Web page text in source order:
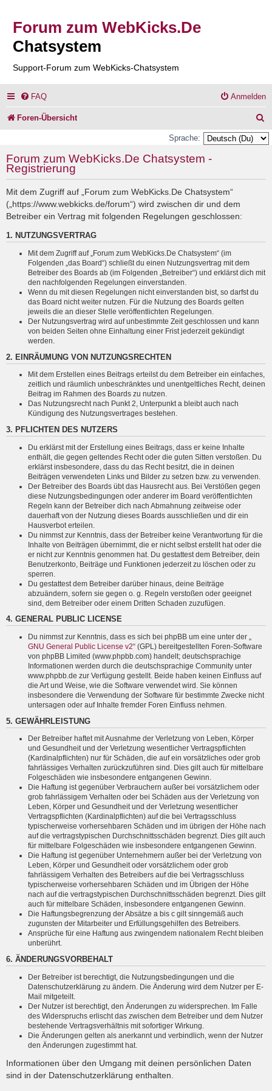
Forum zum WebKicks.De
Chatsystem
Support-Forum zum WebKicks-Chatsystem
FAQ Anmelden
Foren-Übersicht
u
Sprache:
Forum zum WebKicks.De Chatsystem -
Registrierung
Mit dem Zugriff auf „Forum zum WebKicks.De Chatsystem“
(„https://www.webkicks.de/forum“) wird zwischen dir und dem
Betreiber ein Vertrag mit folgenden Regelungen geschlossen:
1. NUTZUNGSVERTRAG
Mit dem Zugriff auf „Forum zum WebKicks.De Chatsystem“ (im
Folgenden „das Board“) schließt du einen Nutzungsvertrag mit dem
Betreiber des Boards ab (im Folgenden „Betreiber“) und erklärst dich mit
den nachfolgenden Regelungen einverstanden.
Wenn du mit diesen Regelungen nicht einverstanden bist, so darfst du
das Board nicht weiter nutzen. Für die Nutzung des Boards gelten
jeweils die an dieser Stelle veröffentlichten Regelungen.
Der Nutzungsvertrag wird auf unbestimmte Zeit geschlossen und kann
von beiden Seiten ohne Einhaltung einer Frist jederzeit gekündigt
werden.
2. EINRÄUMUNG VON NUTZUNGSRECHTEN
Mit dem Erstellen eines Beitrags erteilst du dem Betreiber ein einfaches,
zeitlich und räumlich unbeschränktes und unentgeltliches Recht, deinen
Beitrag im Rahmen des Boards zu nutzen.
Das Nutzungsrecht nach Punkt 2, Unterpunkt a bleibt auch nach
Kündigung des Nutzungsvertrages bestehen.
3. PFLICHTEN DES NUTZERS
Du erklärst mit der Erstellung eines Beitrags, dass er keine Inhalte
enthält, die gegen geltendes Recht oder die guten Sitten verstoßen. Du
erklärst insbesondere, dass du das Recht besitzt, die in deinen
Beiträgen verwendeten Links und Bilder zu setzen bzw. zu verwenden.
Der Betreiber des Boards übt das Hausrecht aus. Bei Verstößen gegen
diese Nutzungsbedingungen oder anderer im Board veröffentlichten
Regeln kann der Betreiber dich nach Abmahnung zeitweise oder
dauerhaft von der Nutzung dieses Boards ausschließen und dir ein
Hausverbot erteilen.
Du nimmst zur Kenntnis, dass der Betreiber keine Verantwortung für die
Inhalte von Beiträgen übernimmt, die er nicht selbst erstellt hat oder die
er nicht zur Kenntnis genommen hat. Du gestattest dem Betreiber, dein
Benutzerkonto, Beiträge und Funktionen jederzeit zu löschen oder zu
sperren.
Du gestattest dem Betreiber darüber hinaus, deine Beiträge
abzuändern, sofern sie gegen o. g. Regeln verstoßen oder geeignet
sind, dem Betreiber oder einem Dritten Schaden zuzufügen.
4. GENERAL PUBLIC LICENSE
Du nimmst zur Kenntnis, dass es sich bei phpBB um eine unter der „
GNU General Public License v2“ (GPL) bereitgestellten Foren-Software
von phpBB Limited (www.phpbb.com) handelt; deutschsprachige
Informationen werden durch die deutschsprachige Community unter
www.phpbb.de zur Verfügung gestellt. Beide haben keinen Einfluss auf
die Art und Weise, wie die Software verwendet wird. Sie können
insbesondere die Verwendung der Software für bestimmte Zwecke nicht
untersagen oder auf Inhalte fremder Foren Einfluss nehmen.
5. GEWÄHRLEISTUNG
Der Betreiber haftet mit Ausnahme der Verletzung von Leben, Körper
und Gesundheit und der Verletzung wesentlicher Vertragspflichten
(Kardinalpflichten) nur für Schäden, die auf ein vorsätzliches oder grob
fahrlässiges Verhalten zurückzuführen sind. Dies gilt auch für mittelbare
Folgeschäden wie insbesondere entgangenen Gewinn.
Die Haftung ist gegenüber Verbrauchern außer bei vorsätzlichem oder
grob fahrlässigem Verhalten oder bei Schäden aus der Verletzung von
Leben, Körper und Gesundheit und der Verletzung wesentlicher
Vertragspflichten (Kardinalpflichten) auf die bei Vertragsschluss
typischerweise vorhersehbaren Schäden und im übrigen der Höhe nach
auf die vertragstypischen Durchschnittsschäden begrenzt. Dies gilt auch
für mittelbare Folgeschäden wie insbesondere entgangenen Gewinn.
Die Haftung ist gegenüber Unternehmern außer bei der Verletzung von
Leben, Körper und Gesundheit oder vorsätzlichem oder grob
fahrlässigem Verhalten des Betreibers auf die bei Vertragsschluss
typischerweise vorhersehbaren Schäden und im Übrigen der Höhe
nach auf die vertragstypischen Durchschnittsschäden begrenzt. Dies gilt
auch für mittelbare Schäden, insbesondere entgangenen Gewinn.
Die Haftungsbegrenzung der Absätze a bis c gilt sinngemäß auch
zugunsten der Mitarbeiter und Erfüllungsgehilfen des Betreibers.
Ansprüche für eine Haftung aus zwingendem nationalem Recht bleiben
unberührt.
6. ÄNDERUNGSVORBEHALT
Der Betreiber ist berechtigt, die Nutzungsbedingungen und die
Datenschutzerklärung zu ändern. Die Änderung wird dem Nutzer per E-
Mail mitgeteilt.
Der Nutzer ist berechtigt, den Änderungen zu widersprechen. Im Falle
des Widerspruchs erlischt das zwischen dem Betreiber und dem Nutzer
bestehende Vertragsverhältnis mit sofortiger Wirkung.
Die Änderungen gelten als anerkannt und verbindlich, wenn der Nutzer
den Änderungen zugestimmt hat.
Informationen über den Umgang mit deinen persönlichen Daten
sind in der Datenschutzerklärung enthalten.